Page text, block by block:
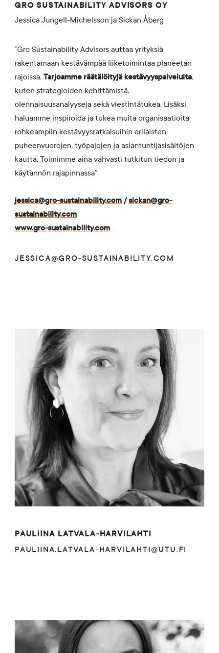
GRO SUSTAINABILITY ADVISORS OY
Jessica Jungell-Michelsson ja Sickan Åberg
”Gro Sustainability Advisors auttaa yrityksiä
rakentamaan kestävämpää liiketoimintaa planeetan
rajoissa. Tarjoamme räätälöityjä kestävyyspalveluita,
kuten strategioiden kehittämistä,
olennaisuusanalyyseja sekä viestintätukea. Lisäksi
haluamme inspiroida ja tukea muita organisaatioita
rohkeampiin kestävyysratkaisuihin erilaisten
puheenvuorojen, työpajojen ja asiantuntijasisältöjen
kautta. Toimimme aina vahvasti tutkitun tiedon ja
käytännön rajapinnassa”
jessica@gro-sustainability.com /sickan@gro-
sustainability.com
www.gro-sustainability.com
JESSICA@GRO-SUSTAINABILITY.COM
PAULIINA LATVALA-HARVILAHTI
PAULIINA.LATVALA-HARVILAHTI@UTU.FI